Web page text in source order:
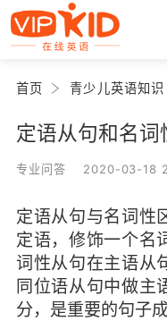
首页 青少儿英语知识
定语从句和名词
专业问答 2020-03-18
定语从句与名词性
定语，修饰一个名
词性从句在主语从
同位语从句中做主
分，是重要的句子成